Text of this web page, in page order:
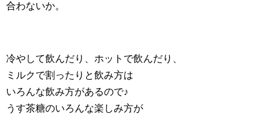
合わないか。
冷やして飲んだり、ホットで飲んだり、
ミルクで割ったりと飲み方は
いろんな飲み方があるので♪
うす茶糖のいろんな楽しみ方が